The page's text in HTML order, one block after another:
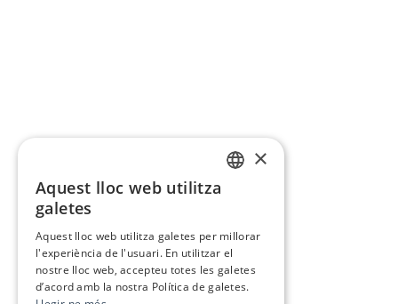
×
Aquest lloc web utilitza
galetes
Aquest lloc web utilitza galetes per millorar
l'experiència de l'usuari. En utilitzar el
nostre lloc web, accepteu totes les galetes
d’acord amb la nostra Política de galetes.